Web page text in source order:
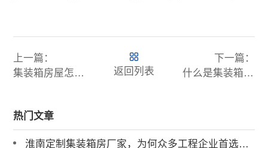
上一篇：
集装箱房屋怎么样？
返回列表
下一篇：
什么是集装箱房屋?有什么优点，价格又是多少呢?
热门文章
淮南定制集装箱房厂家，为何众多工程企业首选诚栋营地？